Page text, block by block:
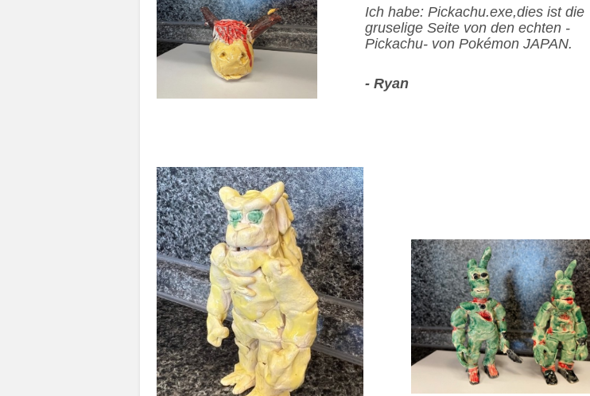
Ich habe: Pickachu.exe,dies ist die
gruselige Seite von den echten -
Pickachu- von Pokémon JAPAN.
- Ryan